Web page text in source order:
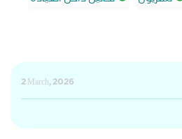
2 March, 2026